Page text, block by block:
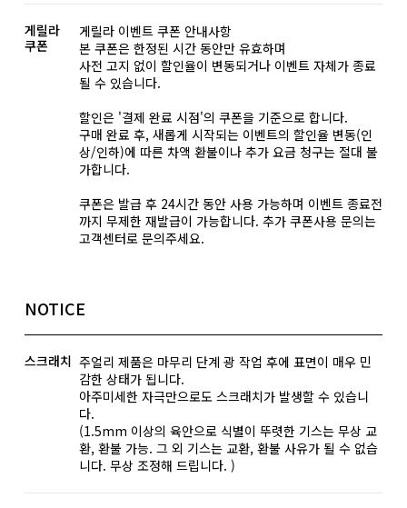
게릴라
쿠폰
게릴라 이벤트 쿠폰 안내사항
본 쿠폰은 한정된 시간 동안만 유효하며
사전 고지 없이 할인율이 변동되거나 이벤트 자체가 종료
될 수 있습니다.
할인은 '결제 완료 시점'의 쿠폰을 기준으로 합니다.
구매 완료 후, 새롭게 시작되는 이벤트의 할인율 변동(인
상/인하)에 따른 차액 환불이나 추가 요금 청구는 절대 불
가합니다.
쿠폰은 발급 후 24시간 동안 사용 가능하며 이벤트 종료전
까지 무제한 재발급이 가능합니다. 추가 쿠폰사용 문의는
고객센터로 문의주세요.
NOTICE
스크래치 주얼리 제품은 마무리 단계 광 작업 후에 표면이 매우 민
감한 상태가 됩니다.
아주미세한 자극만으로도 스크래치가 발생할 수 있습니
다.
(1.5mm 이상의 육안으로 식별이 뚜렷한 기스는 무상 교
환, 환불 가능. 그 외 기스는 교환, 환불 사유가 될 수 없습
니다. 무상 조정해 드립니다. )